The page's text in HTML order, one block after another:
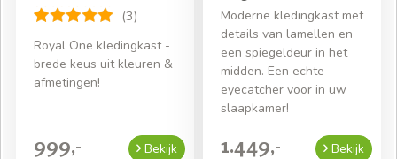
(3)
Royal One kledingkast -
brede keus uit kleuren &
afmetingen!
999,- Bekijk
Moderne kledingkast met
details van lamellen en
een spiegeldeur in het
midden. Een echte
eyecatcher voor in uw
slaapkamer!
1.449,- Bekijk